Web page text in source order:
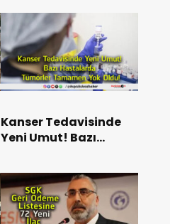
Ölüm Dolaşım Sistemi
Hastalıklarından!
Kanser Tedavisinde
Yeni Umut! Bazı
Tamamen Yok Oldu!